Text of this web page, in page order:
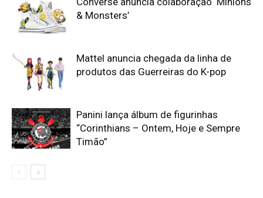
& Monsters’
Mattel anuncia chegada da linha de
produtos das Guerreiras do K-pop
Panini lança álbum de figurinhas
“Corinthians – Ontem, Hoje e Sempre
Timão”